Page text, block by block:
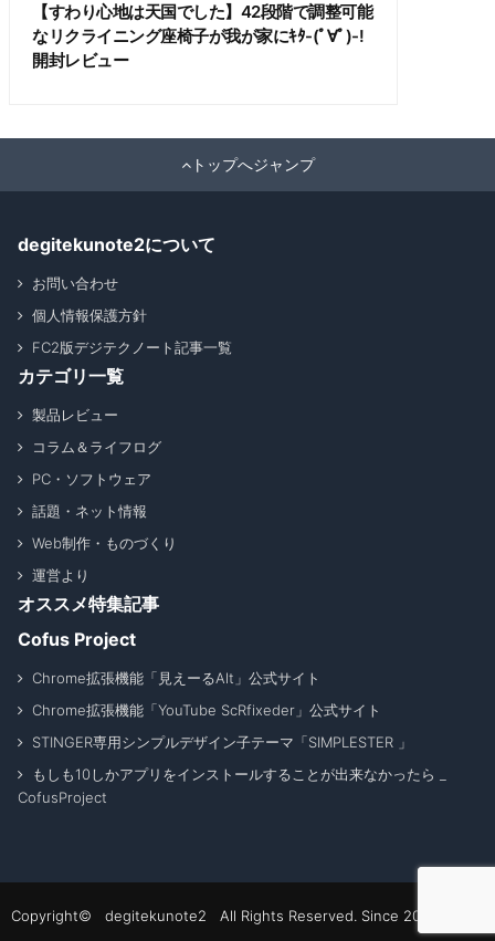
【すわり心地は天国でした】42段階で調整可能
なリクライニング座椅子が我が家にｷﾀ-(ﾟ∀ﾟ)-!
開封レビュー
トップへジャンプ
degitekunote2について
お問い合わせ
個人情報保護方針
FC2版デジテクノート記事一覧
カテゴリ一覧
製品レビュー
コラム＆ライフログ
PC・ソフトウェア
話題・ネット情報
Web制作・ものづくり
運営より
オススメ特集記事
Cofus Project
Chrome拡張機能「見えーるAlt」公式サイト
Chrome拡張機能「YouTube ScRfixeder」公式サイト
STINGER専用シンプルデザイン子テーマ「SIMPLESTER 」
もしも10しかアプリをインストールすることが出来なかったら _
CofusProject
Copyright© degitekunote2 All Rights Reserved. Since 2011 - 2026